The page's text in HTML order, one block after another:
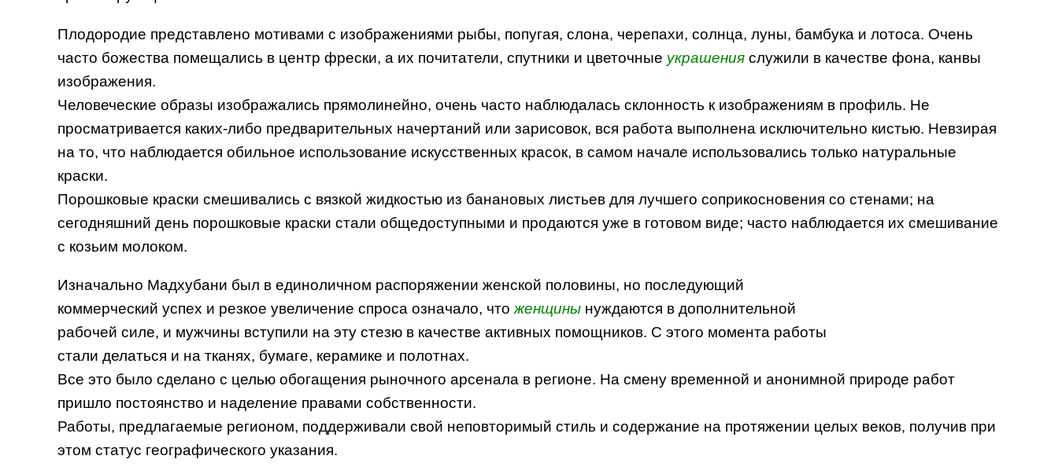
Плодородие представлено мотивами с изображениями рыбы, попугая, слона, черепахи, солнца, луны, бамбука и лотоса. Очень
часто божества помещались в центр фрески, а их почитатели, спутники и цветочные украшенияслужили в качестве фона, канвы
изображения.
Человеческие образы изображались прямолинейно, очень часто наблюдалась склонность к изображениям в профиль. Не
просматривается каких-либо предварительных начертаний или зарисовок, вся работа выполнена исключительно кистью. Невзирая
на то, что наблюдается обильное использование искусственных красок, в самом начале использовались только натуральные
краски.
Порошковые краски смешивались с вязкой жидкостью из банановых листьев для лучшего соприкосновения со стенами; на
сегодняшний день порошковые краски стали общедоступными и продаются уже в готовом виде; часто наблюдается их смешивание
с козьим молоком.
Изначально Мадхубани был в единоличном распоряжении женской половины, но последующий
коммерческий успех и резкое увеличение спроса означало, что женщинынуждаются в дополнительной
рабочей силе, и мужчины вступили на эту стезю в качестве активных помощников. С этого момента работы
стали делаться и на тканях, бумаге, керамике и полотнах.
Все это было сделано с целью обогащения рыночного арсенала в регионе. На смену временной и анонимной природе работ
пришло постоянство и наделение правами собственности.
Работы, предлагаемые регионом, поддерживали свой неповторимый стиль и содержание на протяжении целых веков, получив при
этом статус географического указания.